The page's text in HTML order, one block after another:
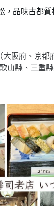
，品味古都質
大阪府、京都
山縣、三重縣